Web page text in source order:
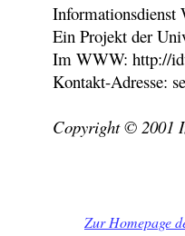
Informationsdienst
Ein Projekt der
Im WWW: http://
Kontakt-Adresse:
Copyright © 2001
Zur Homepage